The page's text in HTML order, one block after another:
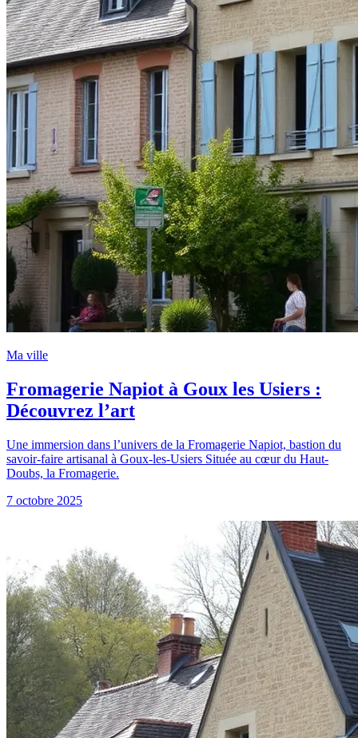
Ma ville
Fromagerie Napiot à Goux les Usiers :
Découvrez l’art
Une immersion dans l’univers de la Fromagerie Napiot, bastion du
savoir-faire artisanal à Goux-les-Usiers Située au cœur du Haut-
Doubs, la Fromagerie.
7 octobre 2025